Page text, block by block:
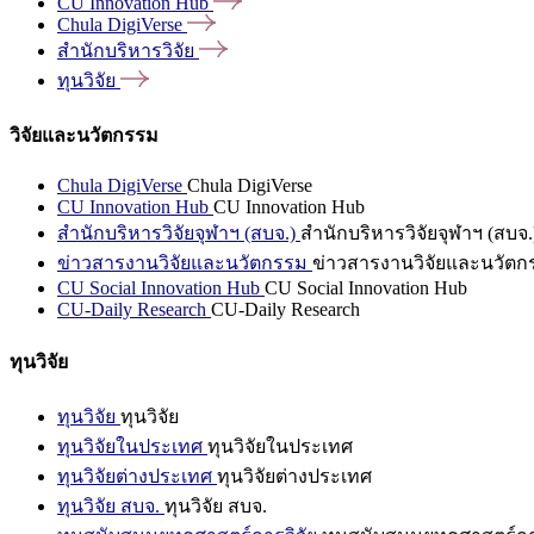
Chula DigiVerse
สำนักบริหารวิจัย
ทุนวิจัย
วิจัยและนวัตกรรม
Chula DigiVerse Chula DigiVerse
CU Innovation Hub CU Innovation Hub
สำนักบริหารวิจัยจุฬาฯ (สบจ.) สำนักบริหารวิจัยจุฬาฯ (สบจ
ข่าวสารงานวิจัยและนวัตกรรม ข่าวสารงานวิจัยและนวัตก
CU Social Innovation Hub CU Social Innovation Hub
CU-Daily Research CU-Daily Research
ทุนวิจัย
ทุนวิจัย ทุนวิจัย
ทุนวิจัยในประเทศ ทุนวิจัยในประเทศ
ทุนวิจัยต่างประเทศ ทุนวิจัยต่างประเทศ
ทุนวิจัย สบจ. ทุนวิจัย สบจ.